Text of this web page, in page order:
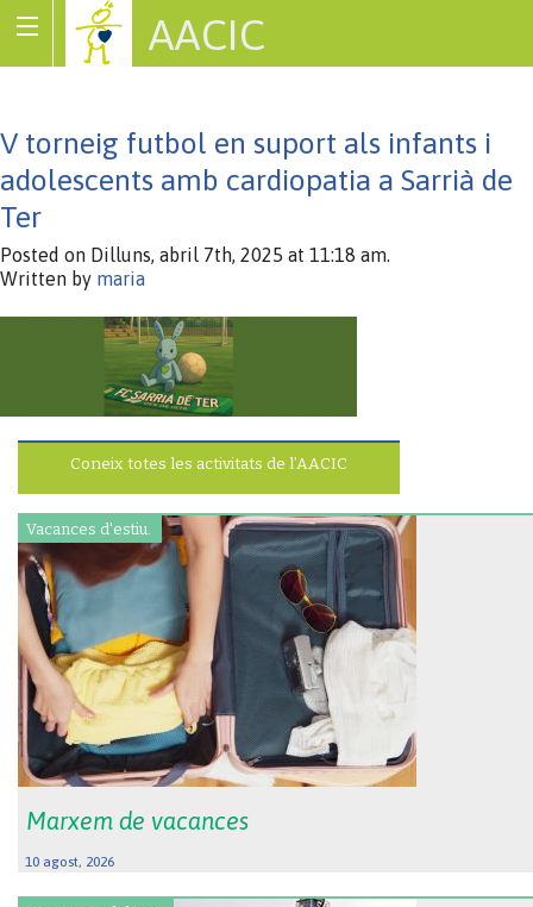
AACIC
V torneig futbol en suport als infants i
adolescents amb cardiopatia a Sarrià de
Ter
Posted on Dilluns, abril 7th, 2025 at 11:18 am.
Written by maria
Coneix totes les activitats de l’AACIC
Vacances d'estiu.
Marxem de vacances
10 agost, 2026